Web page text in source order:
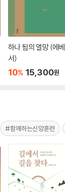
하나 됨의 열망 (에
서)
10% 15,300원
#함께하는신앙훈련